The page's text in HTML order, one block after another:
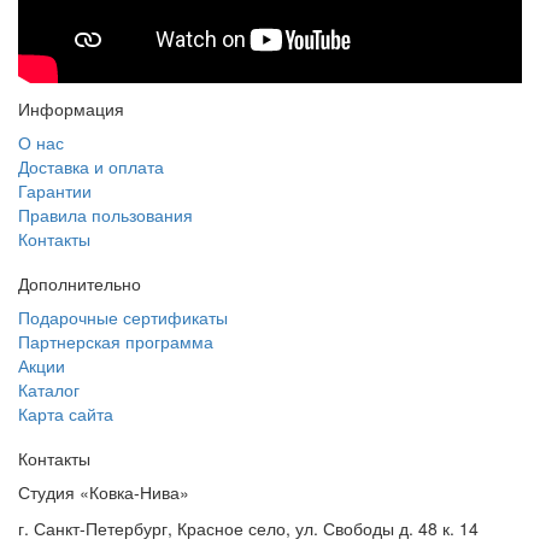
Информация
О нас
Доставка и оплата
Гарантии
Правила пользования
Контакты
Дополнительно
Подарочные сертификаты
Партнерская программа
Акции
Каталог
Карта сайта
Контакты
Студия «Ковка-Нива»
г. Санкт-Петербург, Красное село, ул. Свободы д. 48 к. 14